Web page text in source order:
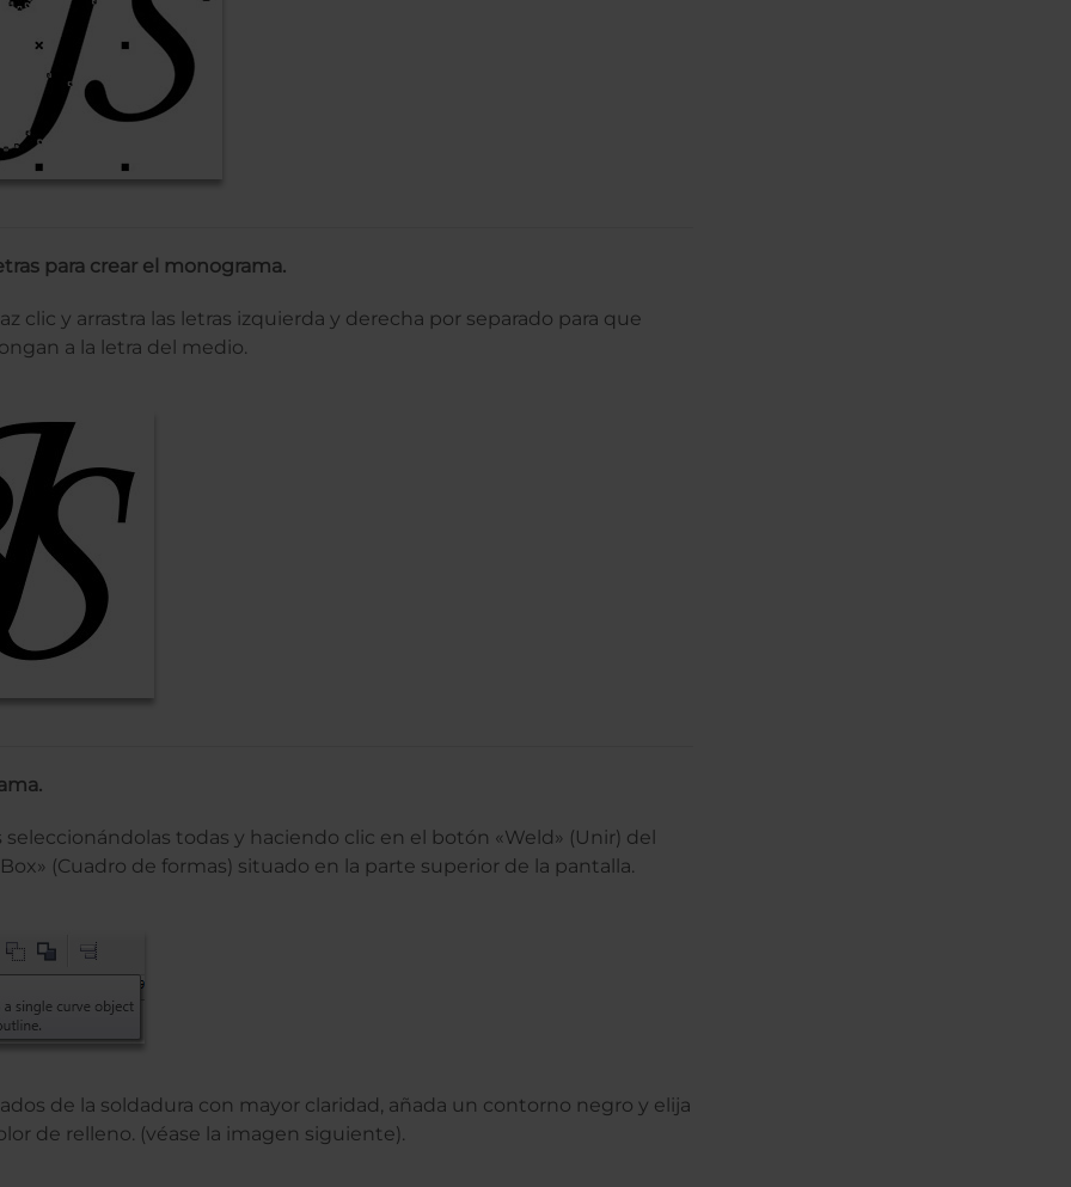
para crear el monograma.
clic y arrastra las letras izquierda y derecha por separado para que
a la letra del medio.
seleccionándolas todas y haciendo clic en el botón «Weld» (Unir) del
(Cuadro de formas) situado en la parte superior de la pantalla.
de la soldadura con mayor claridad, añada un contorno negro y elija
de relleno. (véase la imagen siguiente).